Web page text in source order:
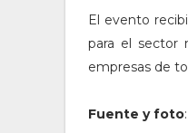
El evento
para el sector
empresas de
Fuente y foto